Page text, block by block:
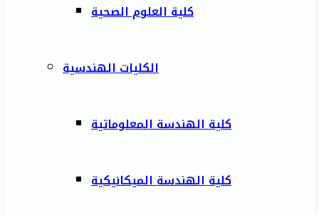
كلية العلوم الصحية
الكليات الهندسية
كلية الهندسة المعلوماتية
كلية الهندسة الميكانيكية